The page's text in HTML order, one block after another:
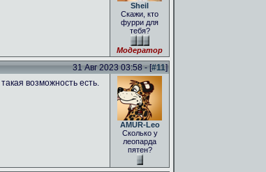
Sheil
Скажи, кто
фурри для
тебя?
Модератор
31 Авг 2023 03:58 - [#11]
возможность есть.
AMUR-Leo
Сколько у
леопарда
пятен?